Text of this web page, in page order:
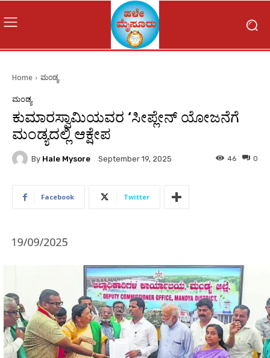
Home ಮಂಡ್ಯ
ಮಂಡ್ಯ
ಕುಮಾರಸ್ವಾಮಿಯವರ ‘ಸೀಪ್ಲೇನ್ ಯೋಜನೆಗೆ
ಮಂಡ್ಯದಲ್ಲಿ ಆಕ್ಷೇಪ
By Hale Mysore September 19, 2025 0
46
Facebook Twitter